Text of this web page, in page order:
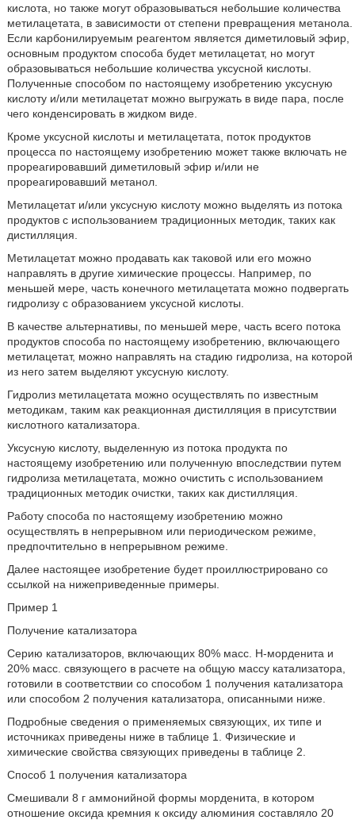
кислота, но также могут образовываться небольшие количества
метилацетата, в зависимости от степени превращения метанола.
Если карбонилируемым реагентом является диметиловый эфир,
основным продуктом способа будет метилацетат, но могут
образовываться небольшие количества уксусной кислоты.
Полученные способом по настоящему изобретению уксусную
кислоту и/или метилацетат можно выгружать в виде пара, после
чего конденсировать в жидком виде.
Кроме уксусной кислоты и метилацетата, поток продуктов
процесса по настоящему изобретению может также включать не
прореагировавший диметиловый эфир и/или не
прореагировавший метанол.
Метилацетат и/или уксусную кислоту можно выделять из потока
продуктов с использованием традиционных методик, таких как
дистилляция.
Метилацетат можно продавать как таковой или его можно
направлять в другие химические процессы. Например, по
меньшей мере, часть конечного метилацетата можно подвергать
гидролизу с образованием уксусной кислоты.
В качестве альтернативы, по меньшей мере, часть всего потока
продуктов способа по настоящему изобретению, включающего
метилацетат, можно направлять на стадию гидролиза, на которой
из него затем выделяют уксусную кислоту.
Гидролиз метилацетата можно осуществлять по известным
методикам, таким как реакционная дистилляция в присутствии
кислотного катализатора.
Уксусную кислоту, выделенную из потока продукта по
настоящему изобретению или полученную впоследствии путем
гидролиза метилацетата, можно очистить с использованием
традиционных методик очистки, таких как дистилляция.
Работу способа по настоящему изобретению можно
осуществлять в непрерывном или периодическом режиме,
предпочтительно в непрерывном режиме.
Далее настоящее изобретение будет проиллюстрировано со
ссылкой на нижеприведенные примеры.
Пример 1
Получение катализатора
Серию катализаторов, включающих 80% масс. Н-морденита и
20% масс. связующего в расчете на общую массу катализатора,
готовили в соответствии со способом 1 получения катализатора
или способом 2 получения катализатора, описанными ниже.
Подробные сведения о применяемых связующих, их типе и
источниках приведены ниже в таблице 1. Физические и
химические свойства связующих приведены в таблице 2.
Способ 1 получения катализатора
Смешивали 8 г аммонийной формы морденита, в котором
отношение оксида кремния к оксиду алюминия составляло 20